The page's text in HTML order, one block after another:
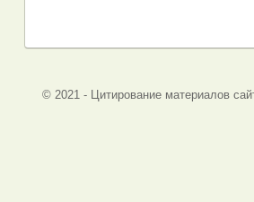
© 2021 - Цитирование материалов